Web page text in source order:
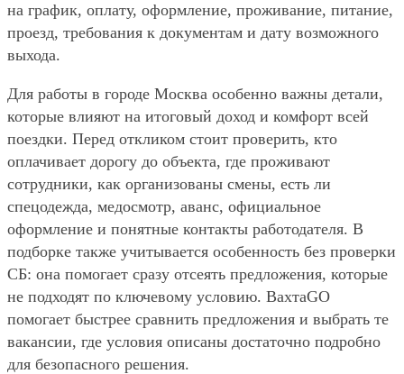
на график, оплату, оформление, проживание, питание,
проезд, требования к документам и дату возможного
выхода.
Для работы в городе Москва особенно важны детали,
которые влияют на итоговый доход и комфорт всей
поездки. Перед откликом стоит проверить, кто
оплачивает дорогу до объекта, где проживают
сотрудники, как организованы смены, есть ли
спецодежда, медосмотр, аванс, официальное
оформление и понятные контакты работодателя. В
подборке также учитывается особенность без проверки
СБ: она помогает сразу отсеять предложения, которые
не подходят по ключевому условию. ВахтаGO
помогает быстрее сравнить предложения и выбрать те
вакансии, где условия описаны достаточно подробно
для безопасного решения.